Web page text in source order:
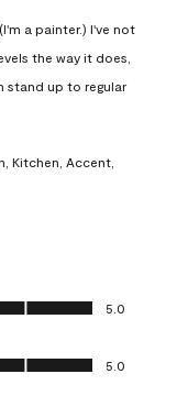
a painter.) I've not
the way it does,
stand up to regular
Kitchen, Accent,
5.0
5.0